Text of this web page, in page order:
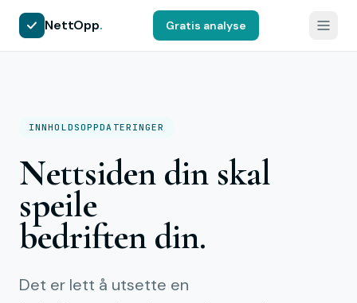
NettOpp. Gratis analyse
INNHOLDSOPPDATERINGER
Nettsiden din skal
speile
bedriften din.
Det er lett å utsette en